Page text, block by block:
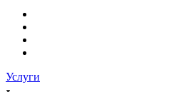
Услуги